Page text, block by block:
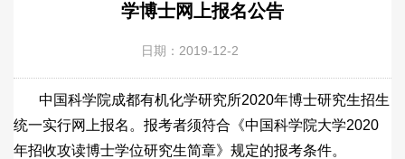
学博士网上报名公告
日期：2019-12-2
中国科学院成都有机化学研究所2020年博士研究生招生
统一实行网上报名。报考者须符合《中国科学院大学2020
年招收攻读博士学位研究生简章》规定的报考条件。